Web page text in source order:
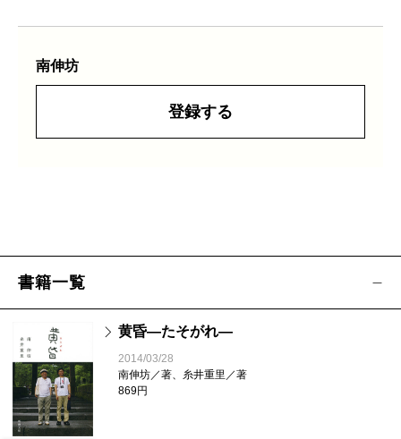
南伸坊
登録する
書籍一覧
黄昏―たそがれ―
2014/03/28
南伸坊／著、糸井重里／著
869円